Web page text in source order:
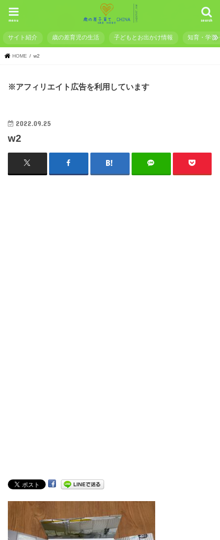
search
menu
サイト紹介 歳の差育児の生活 子どもとお出かけ情報 知育・学習
HOME w2
※アフィリエイト広告を利用しています
2022.09.25
w2